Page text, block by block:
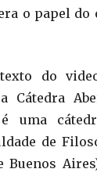
o papel do
do
Cátedra
uma
de
Buenos